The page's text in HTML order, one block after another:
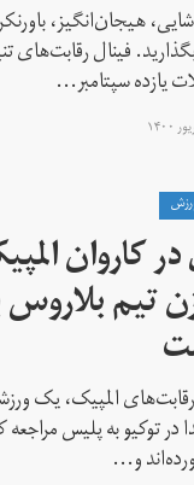
هیجان‌انگیز،
فینال رقابت‌های
یازده سپتامبر...
کاروان
تیم
المپیک، یک
در توکیو به پلیس
و...